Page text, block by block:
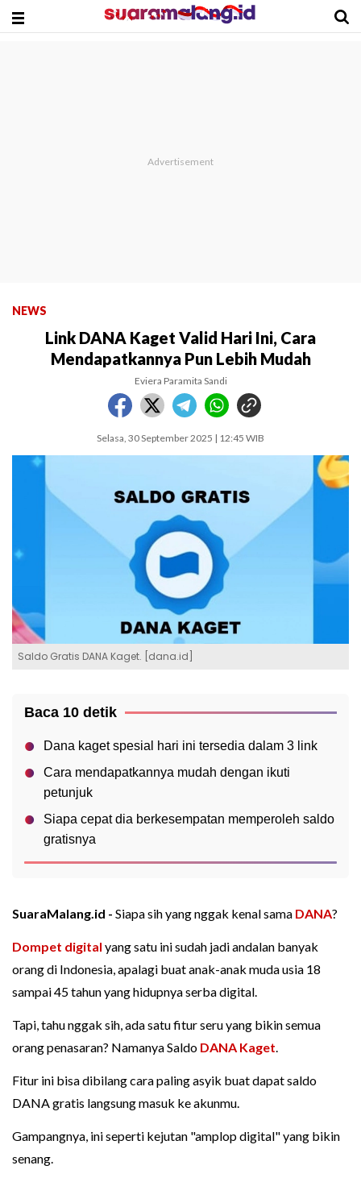
NEWS
Link DANA Kaget Valid Hari Ini, Cara
Mendapatkannya Pun Lebih Mudah
Eviera Paramita Sandi
Selasa, 30 September 2025 | 12:45 WIB
Saldo Gratis DANA Kaget. [dana.id]
Baca 10 detik
Dana kaget spesial hari ini tersedia dalam 3 link
Cara mendapatkannya mudah dengan ikuti
petunjuk
Siapa cepat dia berkesempatan memperoleh saldo
gratisnya
SuaraMalang.id - Siapa sih yang nggak kenal sama DANA?
Dompet digital yang satu ini sudah jadi andalan banyak
orang di Indonesia, apalagi buat anak-anak muda usia 18
sampai 45 tahun yang hidupnya serba digital.
Tapi, tahu nggak sih, ada satu fitur seru yang bikin semua
orang penasaran? Namanya Saldo DANA Kaget.
Fitur ini bisa dibilang cara paling asyik buat dapat saldo
DANA gratis langsung masuk ke akunmu.
Gampangnya, ini seperti kejutan "amplop digital" yang bikin
senang.